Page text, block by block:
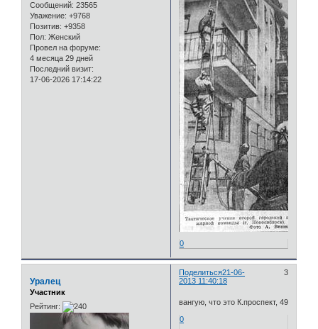
Сообщений: 23565
Уважение: +9768
Позитив: +9358
Пол: Женский
Провел на форуме:
4 месяца 29 дней
Последний визит:
17-06-2026 17:14:22
0
Поделиться 3
21-06-
2013 11:40:18
Уралец
Участник
Рейтинг:
вангую, что это К.проспект, 49
0